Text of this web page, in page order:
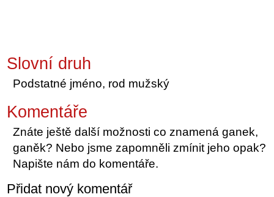
Slovní druh
Podstatné jméno, rod mužský
Komentáře
Znáte ještě další možnosti co znamená ganek,
ganěk? Nebo jsme zapomněli zmínit jeho opak?
Napište nám do komentáře.
Přidat nový komentář